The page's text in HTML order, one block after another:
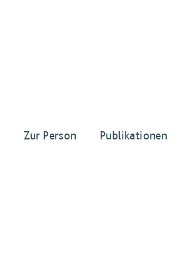
Zur Person
Publikationen